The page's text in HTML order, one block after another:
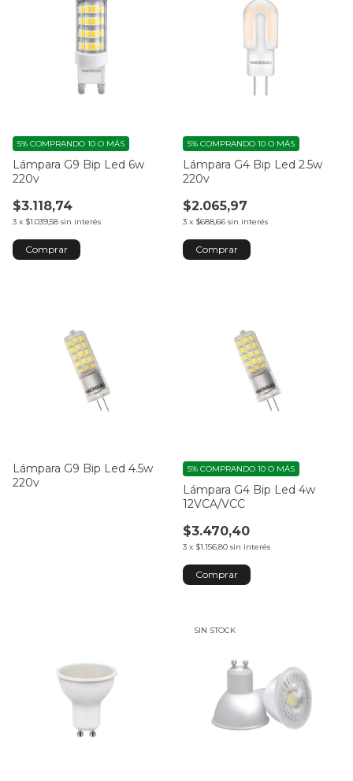
Lámpara G9 Bip Led 6w
220v
$3.118,74
3 x $1.039,58 sin interés
5% COMPRANDO 10 O MÁS
Comprar
Lámpara G4 Bip Led 2.5w
220v
$2.065,97
3 x $688,66 sin interés
5% COMPRANDO 10 O MÁS
Lámpara G9 Bip Led 4.5w
220v
Lámpara G4 Bip Led 4w
12VCA/VCC
$3.470,40
3 x $1.156,80 sin interés
5% COMPRANDO 10 O MÁS
SIN STOCK